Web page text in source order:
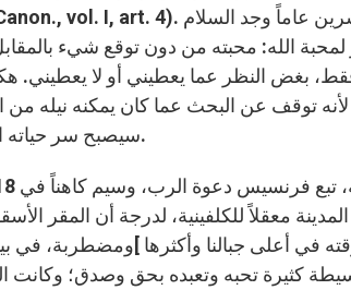
الله: محبته من دون توقع شيء
فقط، بغض النظر عما يعطيني أو لا يعطيني.
توقف عن البحث عما كان يمكنه نيله من
سيصبح سر حياته الذي سيظهر في نتاجه الرئيسي: مؤلف محبة الله.
معقلاً للكلفينية، لدرجة أن المقر
ومضطربة، في بيئة جبلية كان
كثيرة تحبه وتعبده بحق وصدق؛ وكانت